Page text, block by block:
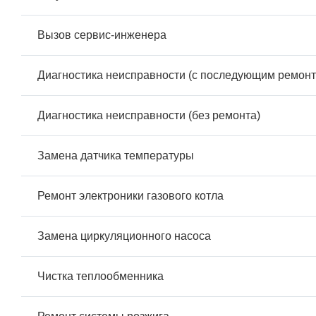
Вызов сервис-инженера
Диагностика неисправности (с последующим
Диагностика неисправности (без ремонта)
Замена датчика температуры
Ремонт электроники газового котла
Замена циркуляционного насоса
Чистка теплообменника